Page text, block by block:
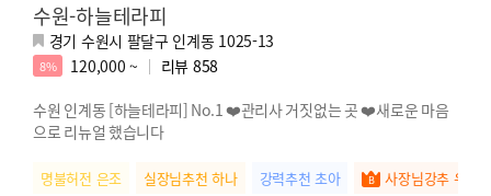
수원-하늘테라피
경기 수원시 팔달구 인계동 1025-13
8% 120,000 ~ 리뷰 858
수원 인계동 [하늘테라피] No.1 ❤️관리사 거짓없는 곳 ❤️새로운 마음
으로 리뉴얼 했습니다
명불허전 은조 실장님추천 하나 강력추천 초아 사장님강추 우유